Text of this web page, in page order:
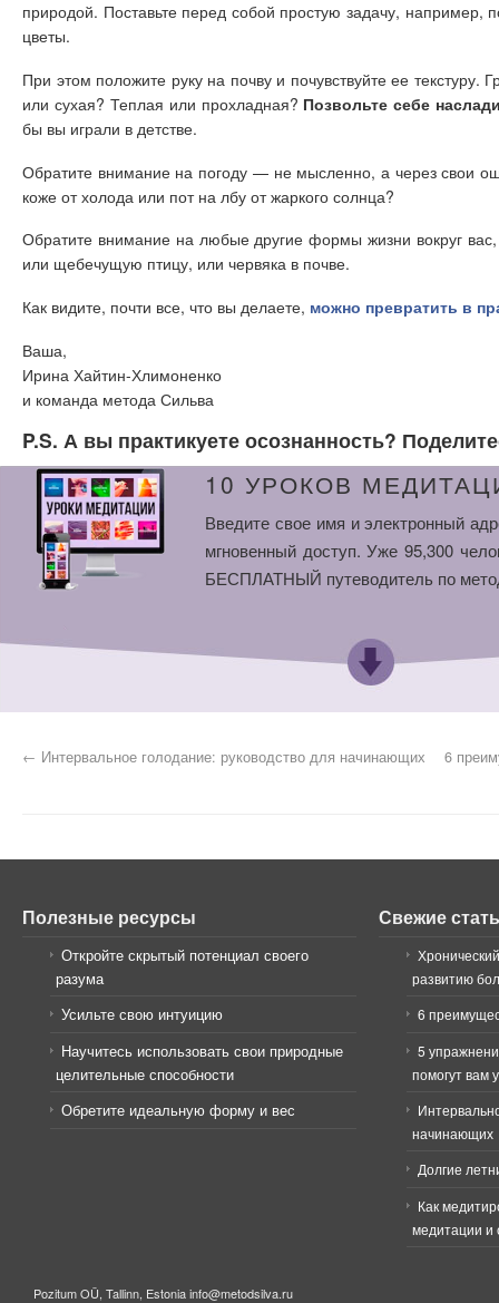
природой. Поставьте перед собой простую задачу, например,
цветы.
При этом положите руку на почву и почувствуйте ее текстуру.
или сухая? Теплая или прохладная? Позвольте себе
бы вы играли в детстве.
Обратите внимание на погоду — не мысленно, а через свои
коже от холода или пот на лбу от жаркого солнца?
Обратите внимание на любые другие формы жизни вокруг
или щебечущую птицу, или червяка в почве.
Как видите, почти все, что вы делаете, можно превратить в
Ваша,
Ирина Хайтин-Хлимоненко
и команда метода Сильва
P.S. А вы практикуете осознанность?
10 УРОКОВ
Введите свое имя и электронный
мгновенный доступ. Уже 95,300
БЕСПЛАТНЫЙ путеводитель по
← Интервальное голодание: руководство для начинающих 6
Полезные ресурсы
Откройте скрытый потенциал своего
разума
Усильте свою интуицию
Научитесь использовать свои природные
целительные способности
Обретите идеальную форму и вес
Свежие
развитию
6
5
помогут вам
начинающих
Долгие
Как
медитации и
Pozitum OÜ, Tallinn, Estonia info@metodsilva.ru